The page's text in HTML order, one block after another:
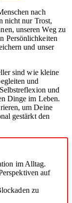
nach
nicht nur Trost,
unseren Weg zu
Persönlichkeiten
und unser
sind wie kleine
und
und
Dinge im Leben.
um Deine
gestärkt den
im Alltag.
auf
zu